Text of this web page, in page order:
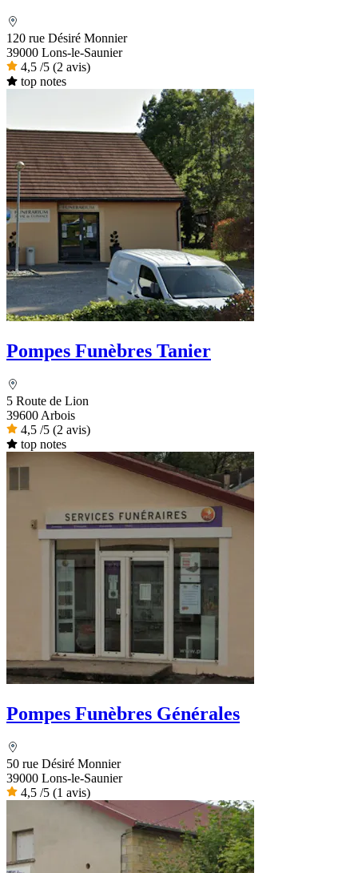
120 rue Désiré Monnier
39000 Lons-le-Saunier
4,5 /5 (2 avis)
top notes
Pompes Funèbres Tanier
5 Route de Lion
39600 Arbois
4,5 /5 (2 avis)
top notes
Pompes Funèbres Générales
50 rue Désiré Monnier
39000 Lons-le-Saunier
4,5 /5 (1 avis)